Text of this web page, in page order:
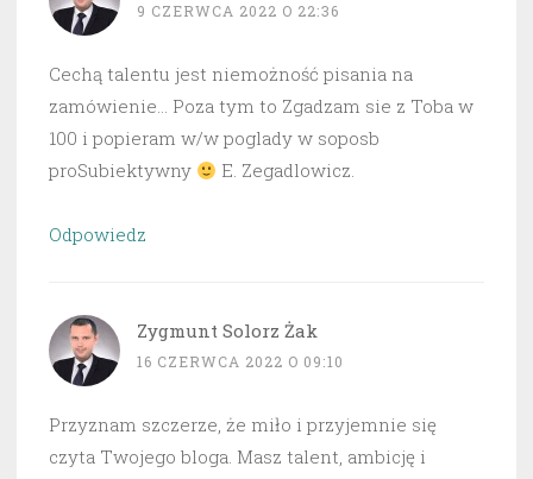
9 CZERWCA 2022 O 22:36
Cechą talentu jest niemożność pisania na
zamówienie… Poza tym to Zgadzam sie z Toba w
100 i popieram w/w poglady w soposb
proSubiektywny
E. Zegadlowicz.
Odpowiedz
Zygmunt Solorz Żak
16 CZERWCA 2022 O 09:10
Przyznam szczerze, że miło i przyjemnie się
czyta Twojego bloga. Masz talent, ambicję i